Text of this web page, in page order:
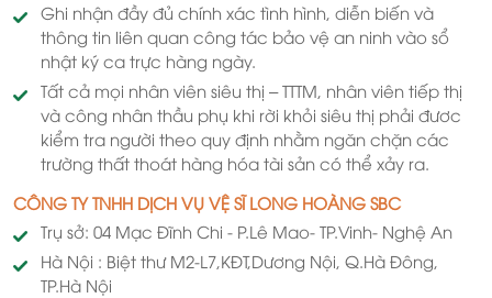
Ghi nhận đầy đủ chính xác tình hình, diễn biến và
thông tin liên quan công tác bảo vệ an ninh vào sổ
nhật ký ca trực hàng ngày.
Tất cả mọi nhân viên siêu thị – TTTM, nhân viên tiếp thị
và công nhân thầu phụ khi rời khỏi siêu thị phải đươc
kiểm tra người theo quy định nhằm ngăn chặn các
trường thất thoát hàng hóa tài sản có thể xảy ra.
CÔNG TY TNHH DỊCH VỤ VỆ SĨ LONG HOÀNG SBC
Trụ sở: 04 Mạc Đĩnh Chi - P.Lê Mao- TP.Vinh- Nghệ An
Hà Nội : Biệt thư M2-L7,KĐT,Dương Nội, Q.Hà Đông,
TP.Hà Nội